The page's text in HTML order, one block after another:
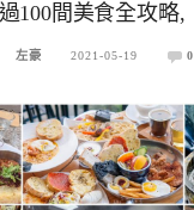
100間美食全攻略,
左豪 2021-05-19 0